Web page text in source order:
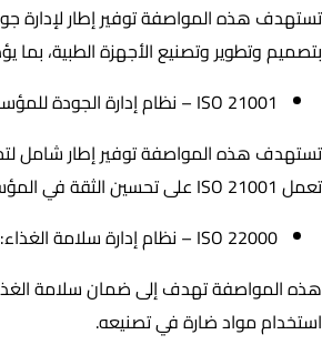
تستهدف هذه المواصفة توفير إطار لإدارة
بتصميم وتطوير وتصنيع الأجهزة الطبية،
ISO 21001 – نظام إدارة الجودة للمؤسسات التعليمية:
تستهدف هذه المواصفة توفير إطار شامل
تعمل ISO 21001 على تحسين الثقة في المؤسسات التعليمية من خلال تحقيق نتائج أكاديمية أفضل وتقديم خدمات تعليمية مبتكرة.
ISO 22000 – نظام إدارة سلامة الغذاء:
استخدام مواد ضارة في تصنيعه.